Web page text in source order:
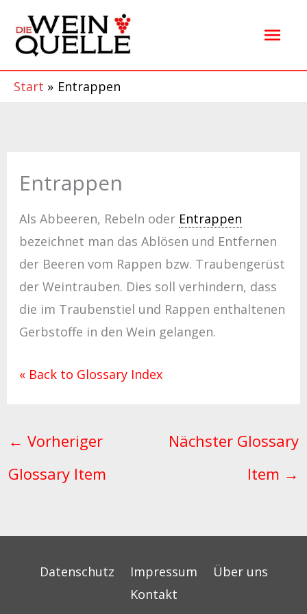
Inhalt
springen
Start Entrappen
Entrappen
Als Abbeeren, Rebeln oder Entrappen
bezeichnet man das Ablösen und Entfernen
der Beeren vom Rappen bzw. Traubengerüst
der Weintrauben. Dies soll verhindern, dass
die im Traubenstiel und Rappen enthaltenen
Gerbstoffe in den Wein gelangen.
« Back to Glossary Index
← Vorheriger
Glossary Item
Nächster Glossary
Item →
Datenschutz Impressum
Über uns
Kontakt